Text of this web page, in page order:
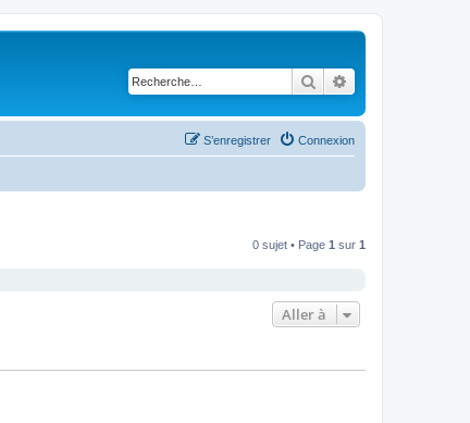
Rechercher
Connexion
S’enregistrer
0 sujet • Page 1 sur 1
Aller à